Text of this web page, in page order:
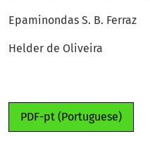
Epaminondas S. B. Ferraz
Helder de Oliveira
PDF-pt (Portuguese)